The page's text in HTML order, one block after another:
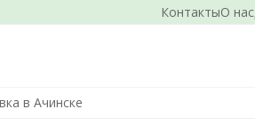
КонтактыО нас
в Ачинске